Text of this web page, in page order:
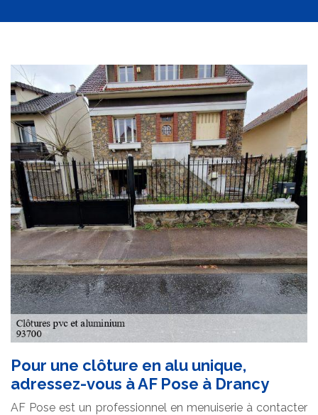
Pour une clôture en alu unique,
adressez-vous à AF Pose à Drancy
AF Pose est un professionnel en menuiserie à contacter